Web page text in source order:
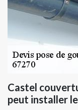
Castel
peut installer